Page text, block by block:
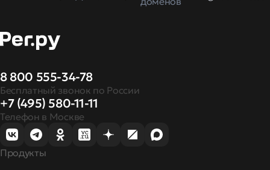
8 800 555-34-78
Бесплатный звонок по России
+7 (495) 580-11-11
Телефон в Москве
Продукты